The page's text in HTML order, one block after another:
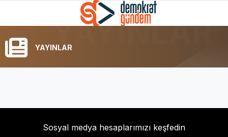
YAYINLAR
Sosyal medya hesaplarımızı keşfedin